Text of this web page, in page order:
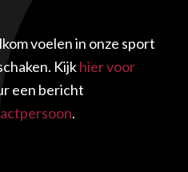
voelen in onze sport
Kijkhier voor
een bericht
.